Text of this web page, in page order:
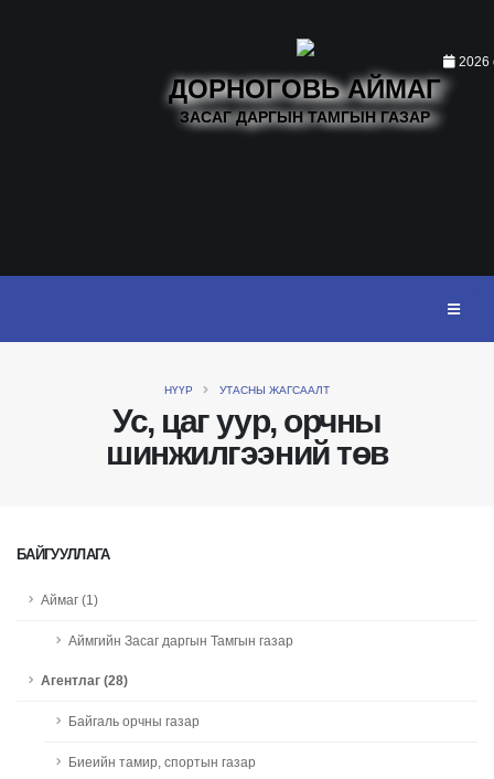
2026
ДОРНОГОВЬ АЙМАГ
ЗАСАГ ДАРГЫН ТАМГЫН ГАЗАР
Ус, цаг уур, орчны
шинжилгээний төв
НҮҮР УТАСНЫ ЖАГСААЛТ
БАЙГУУЛЛАГА
Аймаг (1)
Аймгийн Засаг даргын Тамгын газар
Агентлаг (28)
Байгаль орчны газар
Биеийн тамир, спортын газар